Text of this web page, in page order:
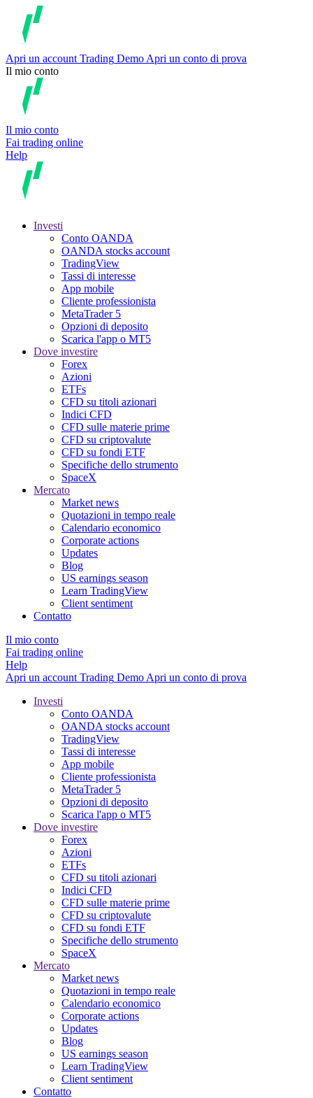
Apri un account Trading Demo Apri un conto di prova
Il mio conto
Il mio conto
Fai trading online
Help
Investi
Conto OANDA
OANDA stocks account
TradingView
Tassi di interesse
App mobile
Cliente professionista
MetaTrader 5
Opzioni di deposito
Scarica l'app o MT5
Dove investire
Forex
Azioni
ETFs
CFD su titoli azionari
Indici CFD
CFD sulle materie prime
CFD su criptovalute
CFD su fondi ETF
Specifiche dello strumento
SpaceX
Mercato
Market news
Quotazioni in tempo reale
Calendario economico
Corporate actions
Updates
Blog
US earnings season
Learn TradingView
Client sentiment
Contatto
Il mio conto
Fai trading online
Help
Apri un account Trading Demo Apri un conto di prova
Investi
Conto OANDA
OANDA stocks account
TradingView
Tassi di interesse
App mobile
Cliente professionista
MetaTrader 5
Opzioni di deposito
Scarica l'app o MT5
Dove investire
Forex
Azioni
ETFs
CFD su titoli azionari
Indici CFD
CFD sulle materie prime
CFD su criptovalute
CFD su fondi ETF
Specifiche dello strumento
SpaceX
Mercato
Market news
Quotazioni in tempo reale
Calendario economico
Corporate actions
Updates
Blog
US earnings season
Learn TradingView
Client sentiment
Contatto